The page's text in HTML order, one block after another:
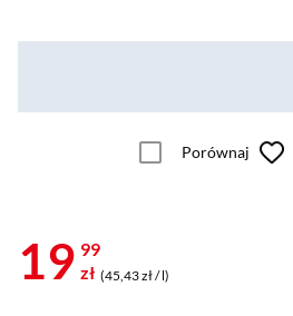
Porównaj
19 99
zł (45,43 zł / l)